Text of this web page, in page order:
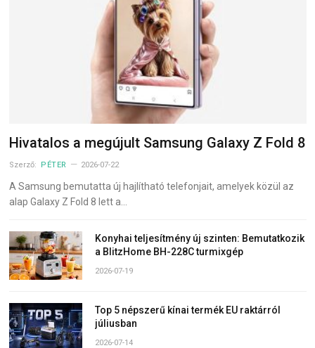
Hivatalos a megújult Samsung Galaxy Z Fold 8
Szerző: PÉTER 2026-07-22
A Samsung bemutatta új hajlítható telefonjait, amelyek közül az
alap Galaxy Z Fold 8 lett a…
Konyhai teljesítmény új szinten: Bemutatkozik
a BlitzHome BH-228C turmixgép
2026-07-19
Top 5 népszerű kínai termék EU raktárról
júliusban
2026-07-14